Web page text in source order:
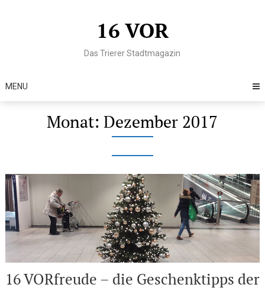
16 VOR
Das Trierer Stadtmagazin
MENU
Monat:Dezember 2017
16 VORfreude – die Geschenktipps der